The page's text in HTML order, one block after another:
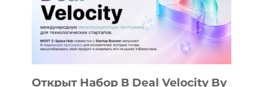
YOUTH
CAMP
ДАЛ
30
ПОДРОСТКАМ
БИЛЕТ
Открыт Набор В Deal Velocity By